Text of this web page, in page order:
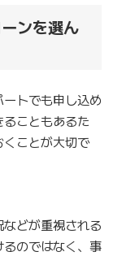
ンを選ん
トでも申し込め
こともあるた
ことが大切で
どが重視される
のではなく、事